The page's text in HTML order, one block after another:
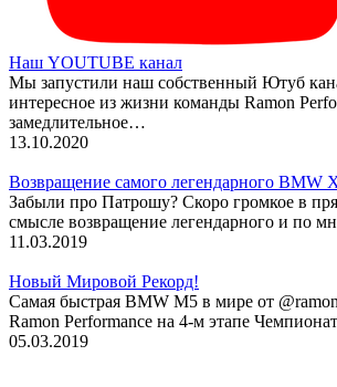
Наш YOUTUBE канал
Мы запустили наш собственный Ютуб
интересное из жизни команды Ramon
замедлительное…
13.10.2020
Возвращение самого легендарного BMW
Забыли про Патрошу? Скоро громкое в
смысле возвращение легендарного и по
11.03.2019
Новый Мировой Рекорд!
Cамая быстрая BMW M5 в мире от
Ramon Performance на 4-м этапе
05.03.2019